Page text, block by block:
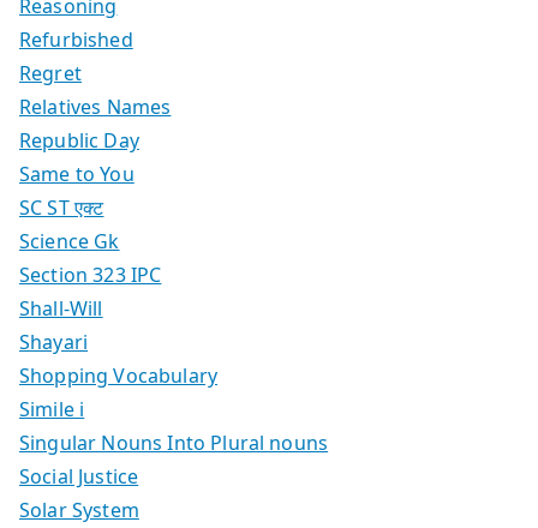
Reasoning
Refurbished
Regret
Relatives Names
Republic Day
Same to You
SC ST एक्ट
Science Gk
Section 323 IPC
Shall-Will
Shayari
Shopping Vocabulary
Simile i
Singular Nouns Into Plural nouns
Social Justice
Solar System